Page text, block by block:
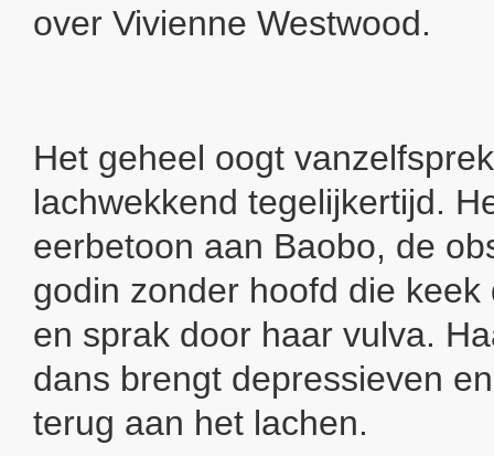
over Vivienne Westwood.
Het geheel oogt
lachwekkend tegelijkertijd.
eerbetoon aan Baobo, de
godin zonder hoofd die
en sprak door haar vulva.
dans brengt depressieven
terug aan het lachen.